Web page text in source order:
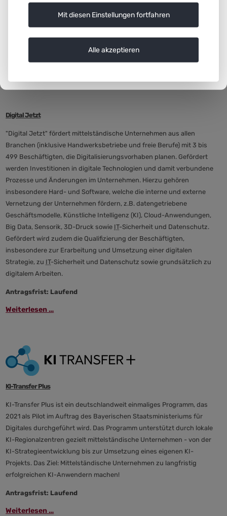
Digital Jetzt
"Digital Jetzt" fördert mittelständische Unternehmen aus allen
Branchen (inklusive Handwerksbetriebe und freie Berufe) mit 3 bis
499 Beschäftigten, die Digitalisierungsvorhaben planen. Gefördert
werden Investitionen in digitale Technologien und damit verbundene
Prozesse und Änderungen im Unternehmen. Hierzu gehören
insbesondere Hard- und Software, welche die interne und externe
Vernetzung der Unternehmen fördern, z.B. datengetriebene
Geschäftsmodelle, Künstliche Intelligenz (KI), Cloud-Anwendungen,
Big Data, Sensorik, 3D-Druck sowie IT-Sicherheit und Datenschutz.
Gefördert wird zudem die Qualifizierung der Beschäftigten,
insbesondere zur Erarbeitung und Umsetzung einer digitalen
Strategie, zu IT-Sicherheit und Datenschutz sowie grundsätzlich zu
digitalem Arbeiten.
Antragsfrist: Laufend
Weiterlesen …
KI-Transfer Plus
KI-Transfer Plus ist ein deutschlandweit einmaliges Programm, das
2021 als Pilot im Auftrag des Bayerischen Staatsministeriums für
Digitales durchgeführt wird. Das Programm unterstützt durch lokale
KI-Regionalzentren gezielt mittelständische Unternehmen - von der
KI-Strategieentwicklung bis zur Umsetzung eines eigenen KI-
Projekts. Das Ziel: Mittelständische Unternehmen zu langfristig
erfolgreichen KI-Anwendern machen!
Antragsfrist: Laufend
Weiterlesen …
Mit diesen Einstellungen fortfahren
Alle akzeptieren